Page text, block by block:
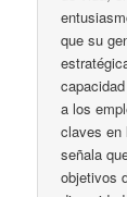
que su
a los
claves en
señala
objetivos